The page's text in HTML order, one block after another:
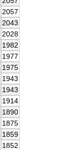
2057
2043
2028
1982
1977
1975
1943
1943
1914
1890
1875
1859
1852